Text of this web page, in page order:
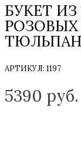
БУКЕТ
АРТИКУЛ: 1197
5390 руб.